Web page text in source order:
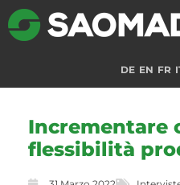
DE EN FR
Incrementare
flessibilità